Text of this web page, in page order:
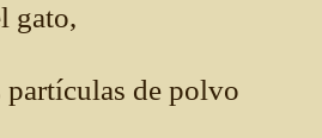
gato,
partículas de polvo